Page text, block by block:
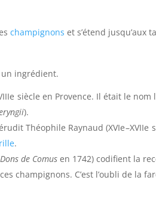
champignons et s’étend jusqu’aux
ingrédient.
e siècle en Provence. Il était le
).
Théophile Raynaud (XVIe–XVIIe
.
de Comus en 1742) codifient la
champignons. C’est l’oubli de la